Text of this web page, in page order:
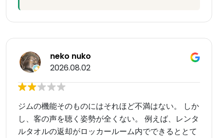
neko nuko
2026.08.02
ジムの機能そのものにはそれほど不満はない。 しか
し、客の声を聴く姿勢が全くない。 例えば、レンタ
ルタオルの返却がロッカールーム内でできるととて